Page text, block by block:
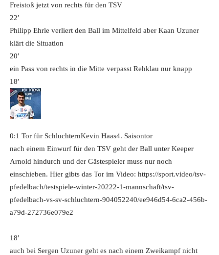
Freistoß jetzt von rechts für den TSV
22′
Philipp Ehrle verliert den Ball im Mittelfeld aber Kaan Uzuner
klärt die Situation
20′
ein Pass von rechts in die Mitte verpasst Rehklau nur knapp
18′
0:1 Tor für SchluchternKevin Haas4. Saisontor
nach einem Einwurf für den TSV geht der Ball unter Keeper
Arnold hindurch und der Gästespieler muss nur noch
einschieben. Hier gibts das Tor im Video: https://sport.video/tsv-
pfedelbach/testspiele-winter-20222-1-mannschaft/tsv-
pfedelbach-vs-sv-schluchtern-904052240/ee946d54-6ca2-456b-
a79d-272736e079e2
18′
auch bei Sergen Uzuner geht es nach einem Zweikampf nicht